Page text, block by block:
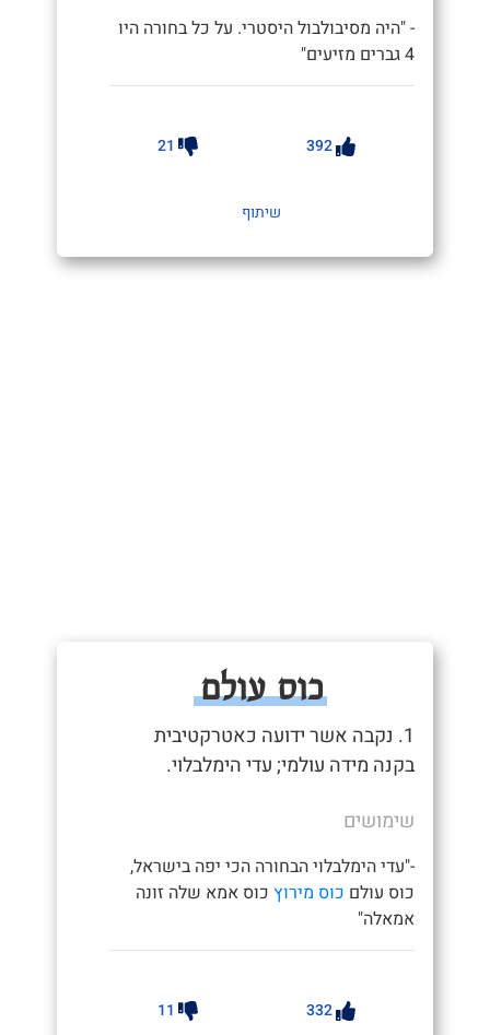
- "היה מסיבולבול היסטרי. על כל בחורה היו
4 גברים מזיעים"
392
21
שיתוף
כוס עולם
1. נקבה אשר ידועה כאטרקטיבית
בקנה מידה עולמי; עדי הימלבלוי.
שימושים
-"עדי הימלבלוי הבחורה הכי יפה בישראל,
כוס עולם כוס מירוץ כוס אמא שלה זונה
אמאלה"
332
11